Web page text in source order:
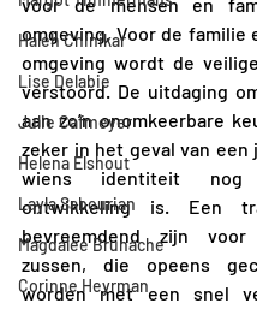
Haleh Chinikar
Lise Delabie
Julie Cafmeyer
Helena Elshout
Layla Sabourian
Magdalee Brunache
Corinne Heyrman
omgeving. Voor de familie
omgeving wordt de
verstoord. De uitdaging
aan zo’n onomkeerbare
zeker in het geval van een
wiens identiteit
ontwikkeling is. Een
bevreemdend zijn
zussen, die opeens
worden met een snel